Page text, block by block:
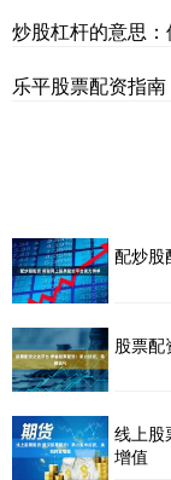
炒股杠杆的意思：
乐平股票配资指
配炒股
股票配
线上股
增值